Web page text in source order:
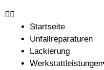
Startseite
Unfallreparaturen
Lackierung
Werkstattleistungen